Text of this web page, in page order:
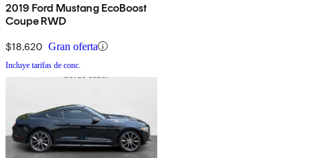
2019 Ford Mustang EcoBoost
Coupe RWD
$18,620 Gran oferta
Incluye tarifas de conc.